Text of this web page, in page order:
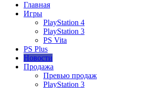
Главная
Игры
PlayStation 4
PlayStation 3
PS Vita
PS Plus
Новости
Продажа
Превью продаж
PlayStation 3